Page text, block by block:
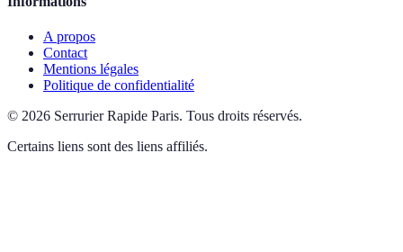
A propos
Contact
Mentions légales
Politique de confidentialité
© 2026 Serrurier Rapide Paris. Tous droits réservés.
Certains liens sont des liens affiliés.